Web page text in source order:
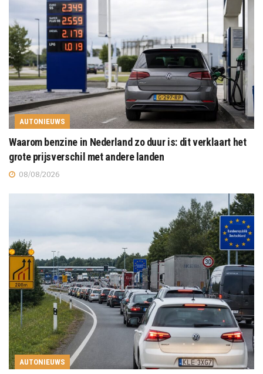
AUTONIEUWS
Waarom benzine in Nederland zo duur is: dit verklaart het
grote prijsverschil met andere landen
08/08/2026
AUTONIEUWS